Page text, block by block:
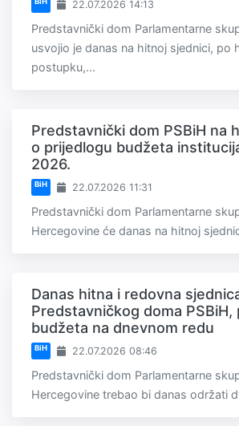
22.07.2026 14:13
Predstavnički dom Parlamentarne
usvojio je danas na hitnoj sjednici, po
postupku,...
Predstavnički dom PSBiH na
o prijedlogu budžeta
2026.
BiH 22.07.2026 11:31
Predstavnički dom Parlamentarne
Hercegovine će danas na hitnoj
Danas hitna i redovna
Predstavničkog doma PSBiH,
budžeta na dnevnom redu
BiH 22.07.2026 08:46
Predstavnički dom Parlamentarne
Hercegovine trebao bi danas održati